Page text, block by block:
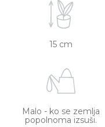
15 cm
Malo - ko se zemlja
popolnoma izsuši.